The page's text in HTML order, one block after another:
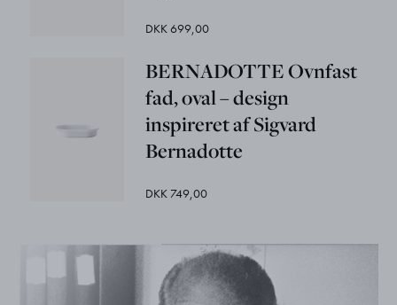
DKK 699,00
BERNADOTTE Ovnfast
fad, oval – design
inspireret af Sigvard
Bernadotte
DKK 749,00